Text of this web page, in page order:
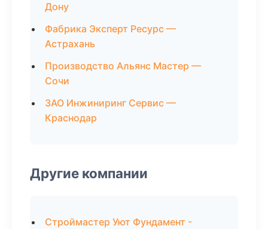
Дону
Фабрика Эксперт Ресурс —
Астрахань
Производство Альянс Мастер —
Сочи
ЗАО Инжиниринг Сервис —
Краснодар
Другие компании
Строймастер Уют Фундамент -